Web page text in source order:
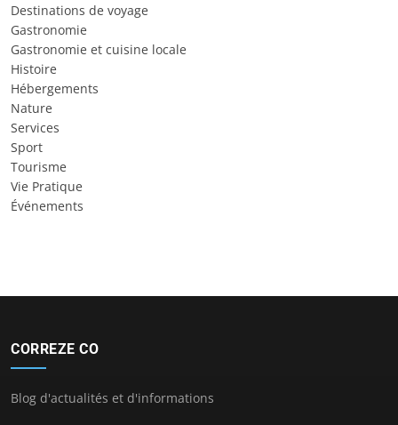
Destinations de voyage
Gastronomie
Gastronomie et cuisine locale
Histoire
Hébergements
Nature
Services
Sport
Tourisme
Vie Pratique
Événements
CORREZE CO
Blog d'actualités et d'informations